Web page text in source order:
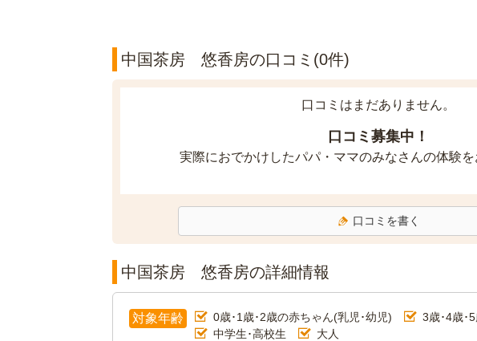
中国茶房 悠香房の口コミ(0件)
口コミはまだありません。
口コミ募集中！
実際におでかけしたパパ・ママのみなさんの体験を
口コミを書く
中国茶房 悠香房の詳細情報
対象年齢 0歳･1歳･2歳の赤ちゃん(乳児･幼児) 3歳･4歳･
中学生･高校生
大人